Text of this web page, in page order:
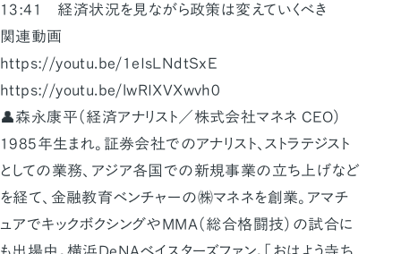
13:41 経済状況を見ながら政策は変えていくべき
関連動画
https://youtu.be/1eIsLNdtSxE
https://youtu.be/lwRIXVXwvh0
👤森永康平（経済アナリスト／株式会社マネネ CEO）
1985年生まれ。証券会社でのアナリスト、ストラテジスト
としての業務、アジア各国での新規事業の立ち上げなど
を経て、金融教育ベンチャーの㈱マネネを創業。アマチ
ュアでキックボクシングやMMA（総合格闘技）の試合に
も出場中。横浜DeNAベイスターズファン。「おはよう寺ち